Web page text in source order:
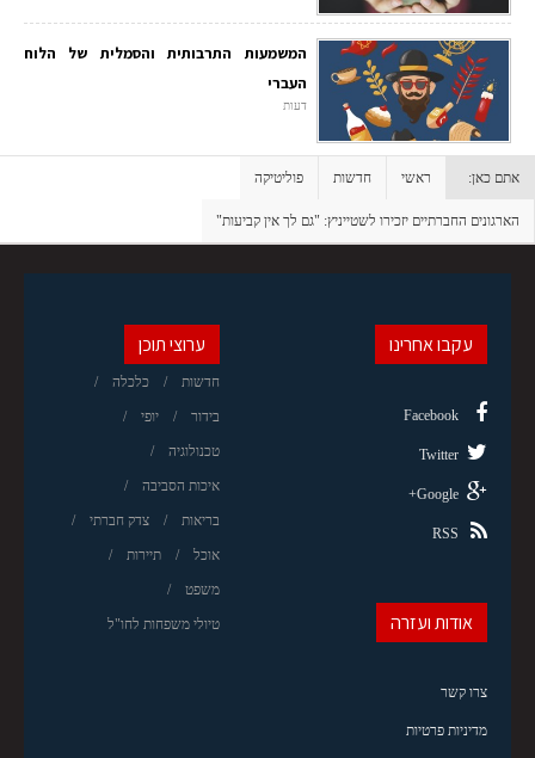
המשמעות התרבותית והסמלית של הלוח
העברי
דעות
אתם כאן: ראשי חדשות פוליטיקה
הארגונים החברתיים יזכירו לשטייניץ: "גם לך אין קביעות"
ערוצי תוכן
חדשות כלכלה
בידור יופי
טכנולוגיה
איכות הסביבה
בריאות צדק חברתי
אוכל תיירות
משפט
טיולי משפחות לחו"ל
עקבו אחרינו
Facebook
Twitter
Google+
RSS
אודות ועזרה
צרו קשר
מדיניות פרטיות